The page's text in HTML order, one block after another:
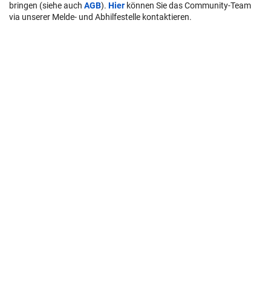
bringen (siehe auch AGB). Hier können Sie das Community-Team
via unserer Melde- und Abhilfestelle kontaktieren.